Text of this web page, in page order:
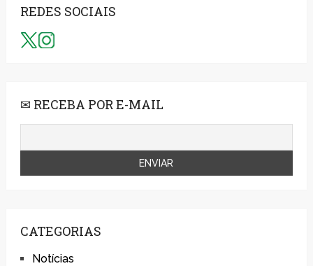
REDES SOCIAIS
✉ RECEBA POR E-MAIL
CATEGORIAS
Notícias